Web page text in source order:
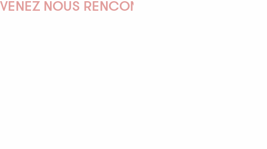
VENEZ NOUS RENCONTRER !